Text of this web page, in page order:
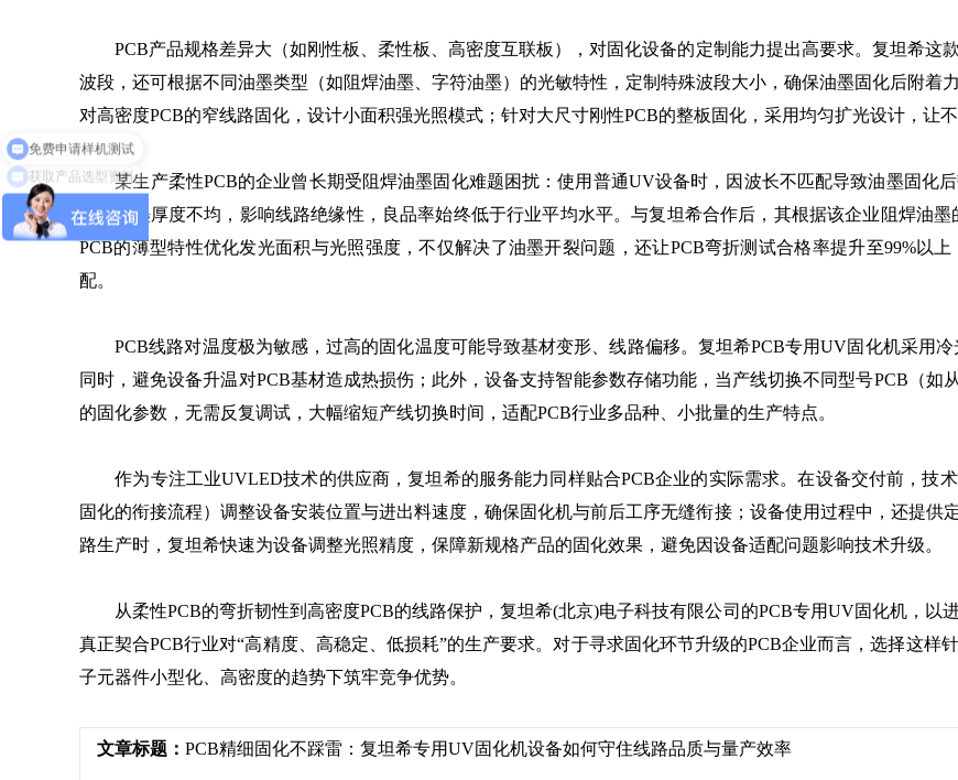
PCB产品规格差异大（如刚性板、柔性板、高密度互联板），对固化设备的定制能力提出高要求。复坦希这款
波段，还可根据不同油墨类型（如阻焊油墨、字符油墨）的光敏特性，定制特殊波段大小，确保油墨固化后附
对高密度PCB的窄线路固化，设计小面积强光照模式；针对大尺寸刚性PCB的整板固化，采用均匀扩光设计，让
某生产柔性PCB的企业曾长期受阻焊油墨固化难题困扰：使用普通UV设备时，因波长不匹配导致油墨固化后
区域油墨厚度不均，影响线路绝缘性，良品率始终低于行业平均水平。与复坦希合作后，其根据该企业阻焊油
PCB的薄型特性优化发光面积与光照强度，不仅解决了油墨开裂问题，还让PCB弯折测试合格率提升至99%以
配。
PCB线路对温度极为敏感，过高的固化温度可能导致基材变形、线路偏移。复坦希PCB专用UV固化机采用
同时，避免设备升温对PCB基材造成热损伤；此外，设备支持智能参数存储功能，当产线切换不同型号PCB（如
的固化参数，无需反复调试，大幅缩短产线切换时间，适配PCB行业多品种、小批量的生产特点。
作为专注工业UVLED技术的供应商，复坦希的服务能力同样贴合PCB企业的实际需求。在设备交付前，技术
固化的衔接流程）调整设备安装位置与进出料速度，确保固化机与前后工序无缝衔接；设备使用过程中，还提
路生产时，复坦希快速为设备调整光照精度，保障新规格产品的固化效果，避免因设备适配问题影响技术升级。
从柔性PCB的弯折韧性到高密度PCB的线路保护，复坦希(北京)电子科技有限公司的PCB专用UV固化机，以
真正契合PCB行业对“高精度、高稳定、低损耗”的生产要求。对于寻求固化环节升级的PCB企业而言，选择这
子元器件小型化、高密度的趋势下筑牢竞争优势。
文章标题： PCB精细固化不踩雷：复坦希专用UV固化机设备如何守住线路品质与量产效率
免费申请样机测试
获取产品选型资料